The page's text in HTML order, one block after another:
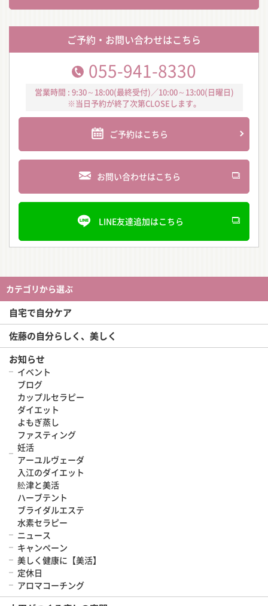
ご予約・お問い合わせはこちら
055-941-8330
営業時間 : 9:30～18:00(最終受付)／10:00～13:00(日曜日)
※当日予約が終了次第CLOSEします。
ご予約はこちら
お問い合わせはこちら
LINE友達追加はこちら
カテゴリから選ぶ
自宅で自分ケア
佐藤の自分らしく、美しく
お知らせ
イベント
ブログ
カップルセラピー
ダイエット
よもぎ蒸し
ファスティング
妊活
アーユルヴェーダ
入江のダイエット
舩津と美活
ハーブテント
ブライダルエステ
水素セラピー
ニュース
キャンペーン
美しく健康に【美活】
定休日
アロマコーチング